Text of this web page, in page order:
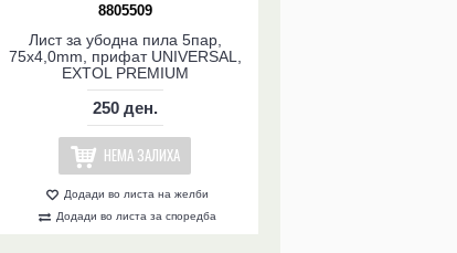
8805509
Лист за убодна пила 5пар,
75x4,0mm, прифат UNIVERSAL,
EXTOL PREMIUM
250 ден.
НЕМА ЗАЛИХА
Додади во листа на желби
Додади во листа за споредба